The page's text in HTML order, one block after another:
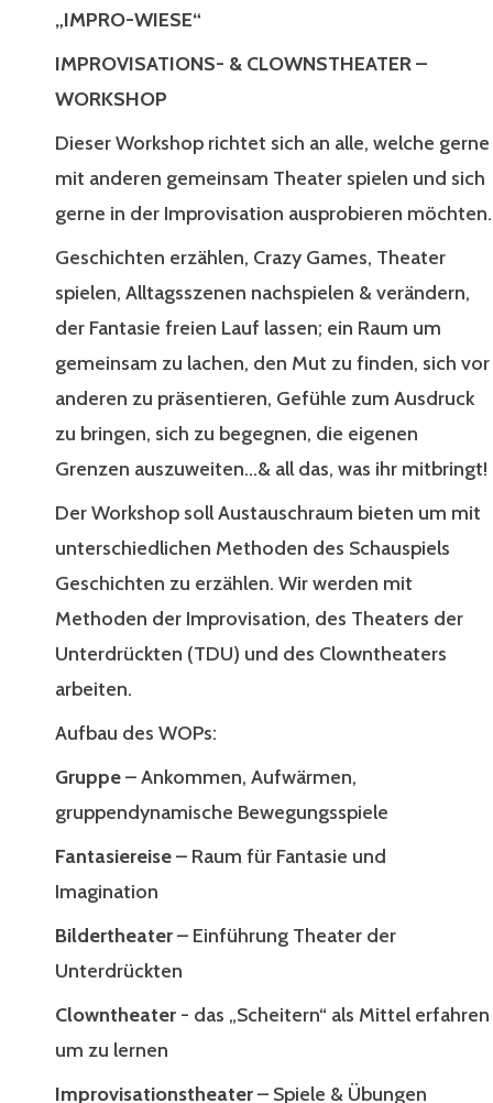
„IMPRO-WIESE“
IMPROVISATIONS- & CLOWNSTHEATER –
WORKSHOP
Dieser Workshop richtet sich an alle, welche gerne
mit anderen gemeinsam Theater spielen und sich
gerne in der Improvisation ausprobieren möchten.
Geschichten erzählen, Crazy Games, Theater
spielen, Alltagsszenen nachspielen & verändern,
der Fantasie freien Lauf lassen; ein Raum um
gemeinsam zu lachen, den Mut zu finden, sich vor
anderen zu präsentieren, Gefühle zum Ausdruck
zu bringen, sich zu begegnen, die eigenen
Grenzen auszuweiten…& all das, was ihr mitbringt!
Der Workshop soll Austauschraum bieten um mit
unterschiedlichen Methoden des Schauspiels
Geschichten zu erzählen. Wir werden mit
Methoden der Improvisation, des Theaters der
Unterdrückten (TDU) und des Clowntheaters
arbeiten.
Aufbau des WOPs:
Gruppe– Ankommen, Aufwärmen,
gruppendynamische Bewegungsspiele
Fantasiereise– Raum für Fantasie und
Imagination
Bildertheater– Einführung Theater der
Unterdrückten
Clowntheater - das „Scheitern“ als Mittel erfahren
um zu lernen
Improvisationstheater– Spiele & Übungen